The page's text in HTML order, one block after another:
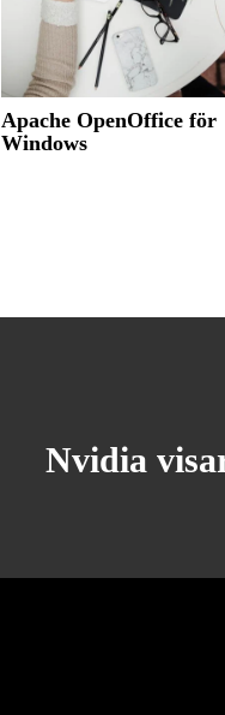
Apache OpenOffice för
Windows
Nvidia